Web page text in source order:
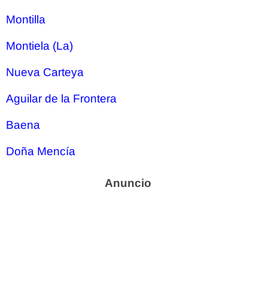
Montilla
Montiela (La)
Nueva Carteya
Aguilar de la Frontera
Baena
Doña Mencía